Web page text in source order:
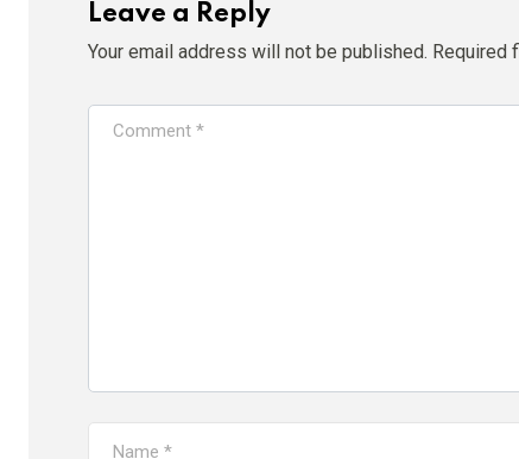
Leave a Reply
Your email address will not be published. Required